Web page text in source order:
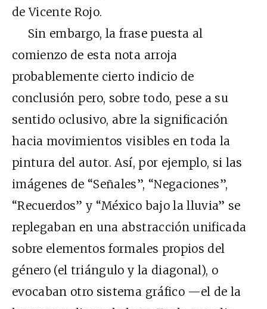
de Vicente Rojo.
Sin embargo, la frase puesta al
comienzo de esta nota arroja
probablemente cierto indicio de
conclusión pero, sobre todo, pese a su
sentido oclusivo, abre la significación
hacia movimientos visibles en toda la
pintura del autor. Así, por ejemplo, si las
imágenes de “Señales”, “Negaciones”,
“Recuerdos” y “México bajo la lluvia” se
replegaban en una abstracción unificada
sobre elementos formales propios del
género (el triángulo y la diagonal), o
evocaban otro sistema gráfico —el de la